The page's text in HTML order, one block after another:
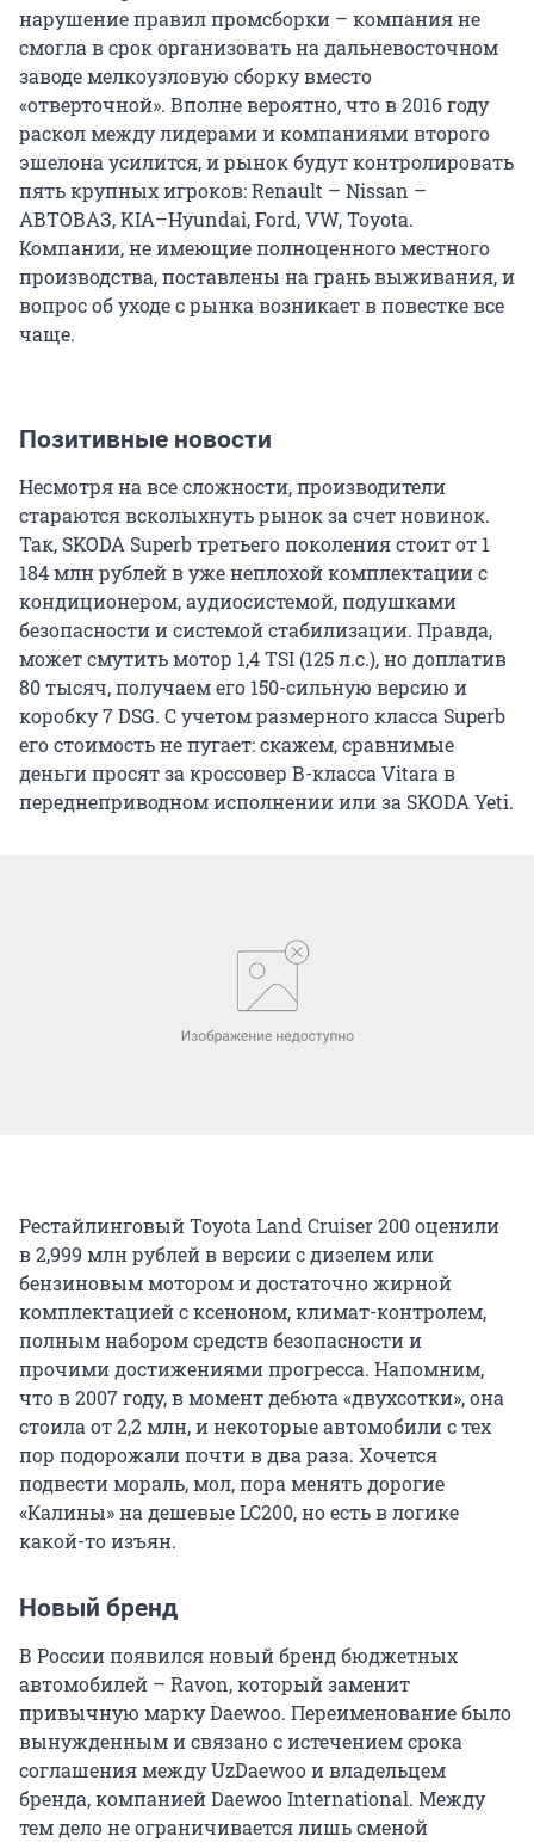
нарушение правил промсборки – компания не
смогла в срок организовать на дальневосточном
заводе мелкоузловую сборку вместо
«отверточной». Вполне вероятно, что в 2016 году
раскол между лидерами и компаниями второго
эшелона усилится, и рынок будут контролировать
пять крупных игроков: Renault – Nissan –
АВТОВАЗ, KIA–Hyundai, Ford, VW, Toyota.
Компании, не имеющие полноценного местного
производства, поставлены на грань выживания, и
вопрос об уходе с рынка возникает в повестке все
чаще.
Позитивные новости
Несмотря на все сложности, производители
стараются всколыхнуть рынок за счет новинок.
Так, SKODA Superb третьего поколения стоит от 1
184 млн рублей в уже неплохой комплектации с
кондиционером, аудиосистемой, подушками
безопасности и системой стабилизации. Правда,
может смутить мотор 1,4 TSI (125 л.с.), но доплатив
80 тысяч, получаем его 150-сильную версию и
коробку 7 DSG. С учетом размерного класса Superb
его стоимость не пугает: скажем, сравнимые
деньги просят за кроссовер В-класса Vitara в
переднеприводном исполнении или за SKODA Yeti.
Рестайлинговый Toyota Land Cruiser 200 оценили
в 2,999 млн рублей в версии с дизелем или
бензиновым мотором и достаточно жирной
комплектацией с ксеноном, климат-контролем,
полным набором средств безопасности и
прочими достижениями прогресса. Напомним,
что в 2007 году, в момент дебюта «двухсотки», она
стоила от 2,2 млн, и некоторые автомобили с тех
пор подорожали почти в два раза. Хочется
подвести мораль, мол, пора менять дорогие
«Калины» на дешевые LC200, но есть в логике
какой-то изъян.
Новый бренд
В России появился новый бренд бюджетных
автомобилей – Ravon, который заменит
привычную марку Daewoo. Переименование было
вынужденным и связано с истечением срока
соглашения между UzDaewoo и владельцем
бренда, компанией Daewoo International. Между
тем дело не ограничивается лишь сменой